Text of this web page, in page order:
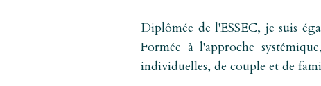
Diplômée de l'ESSEC, je suis
Formée à l'approche
individuelles, de couple et de